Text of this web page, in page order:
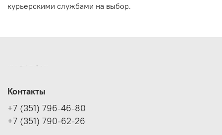
курьерскими службами на выбор.
ИНТЕРНЕТ-МАГАЗИН ДВЕРНОЙ И МЕБЕЛЬНОЙ ФУРНИТУРЫ САМ
Контакты
+7 (351) 796-46-80
+7 (351) 790-62-26